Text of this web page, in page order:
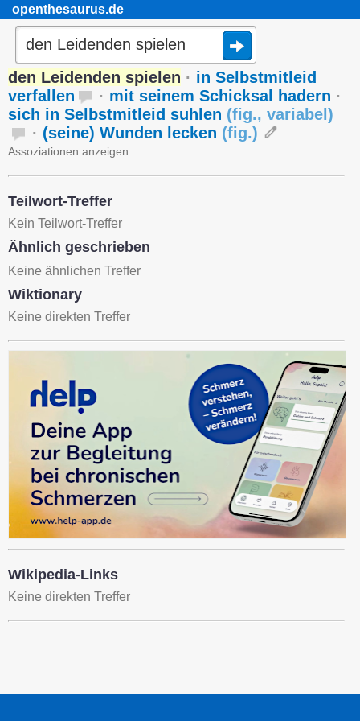
openthesaurus.de
den Leidenden spielen · in Selbstmitleid
verfallen
· mit seinem Schicksal hadern ·
sich in Selbstmitleid suhlen (fig., variabel )
· (seine) Wunden lecken (fig.)
Assoziationen anzeigen
Teilwort-Treffer
Kein Teilwort-Treffer
Ähnlich geschrieben
Keine ähnlichen Treffer
Wiktionary
Keine direkten Treffer
Wikipedia-Links
Keine direkten Treffer